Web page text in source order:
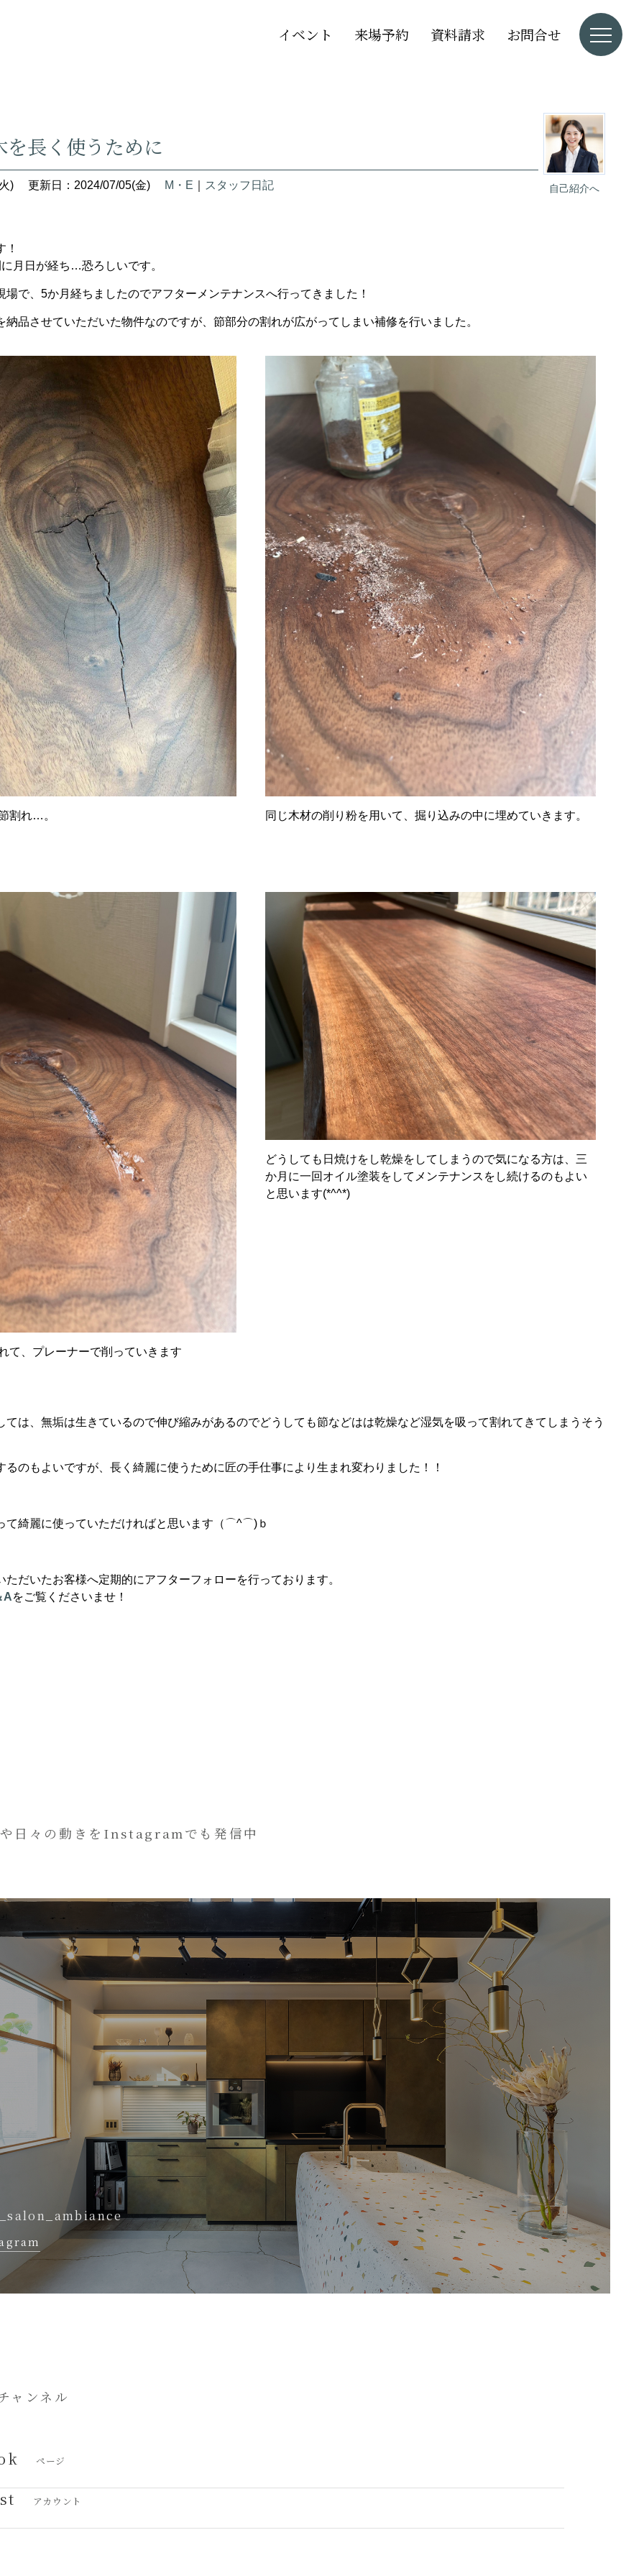
イベント 来場予約 資料請求 お問合せ
自己紹介へ
長く使うために
) 更新日：2024/07/05(金) M・E スタッフ日記
月日が経ち…恐ろしいです。
場で、5か月経ちましたのでアフターメンテナンスへ行ってきました！
納品させていただいた物件なのですが、節部分の割れが広がってしまい補修を行いました。
割れ…。 同じ木材の削り粉を用いて、掘り込みの中に埋めていきます。
て、プレーナーで削っていきます
どうしても日焼けをし乾燥をしてしまうので気になる方は、三
か月に一回オイル塗装をしてメンテナンスをし続けるのもよい
と思います(*^^*)
ては、無垢は生きているので伸び縮みがあるのでどうしても節などはは乾燥など湿気を吸って割れてきてしまうそう
るのもよいですが、長く綺麗に使うために匠の手仕事により生まれ変わりました！！
て綺麗に使っていただければと思います（⌒^⌒)ｂ
ただいたお客様へ定期的にアフターフォローを行っております。
Aをご覧くださいませ！
日々の動きをInstagramでも発信中
ャンネル
ページ
アカウント